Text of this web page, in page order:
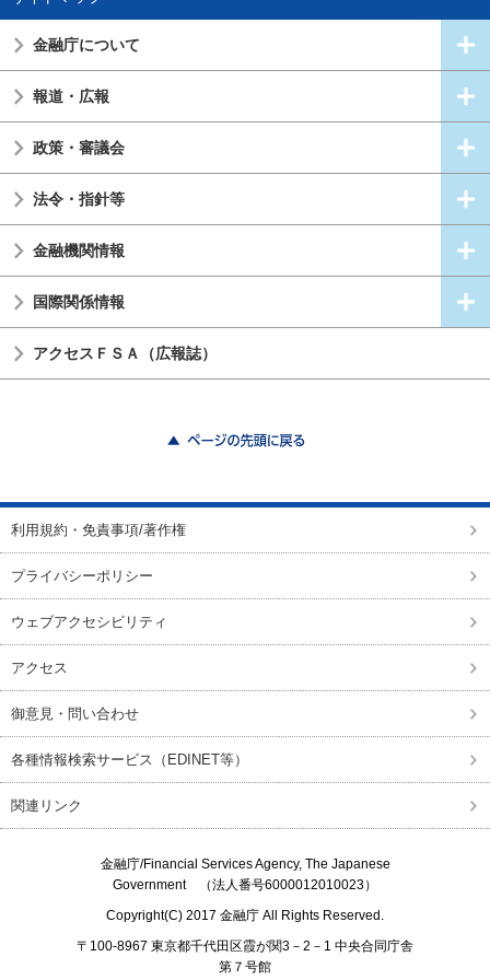
金融庁について
報道・広報
政策・審議会
法令・指針等
金融機関情報
国際関係情報
アクセスＦＳＡ（広報誌）
利用規約・免責事項/著作権
プライバシーポリシー
ウェブアクセシビリティ
アクセス
御意見・問い合わせ
各種情報検索サービス（EDINET等）
関連リンク
金融庁/Financial Services Agency, The Japanese
Government（法人番号6000012010023）
Copyright(C) 2017 金融庁 All Rights Reserved.
〒100-8967 東京都千代田区霞が関3－2－1 中央合同庁舎
第７号館